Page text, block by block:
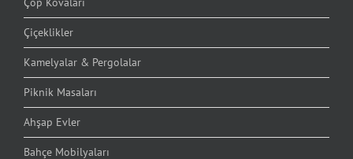
Çiçeklikler
Kamelyalar & Pergolalar
Piknik Masaları
Ahşap Evler
Bahçe Mobilyaları